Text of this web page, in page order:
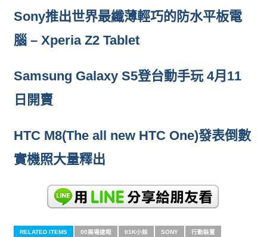
Sony推出世界最纖薄輕巧的防水平板電
腦 – Xperia Z2 Tablet
Samsung Galaxy S5登台動手玩 4月11
日開賣
HTC M8(The all new HTC One)發表倒數
實機照大量釋出
RELATED ITEMS 00展場速報 01K小妹 SONY 行動裝置